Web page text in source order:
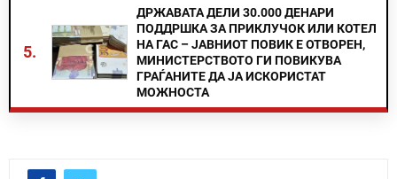
5.
ДРЖАВАТА ДЕЛИ 30.000 ДЕНАРИ
ПОДДРШКА ЗА ПРИКЛУЧОК ИЛИ КОТЕЛ
НА ГАС – ЈАВНИОТ ПОВИК Е ОТВОРЕН,
МИНИСТЕРСТВОТО ГИ ПОВИКУВА
ГРАЃАНИТЕ ДА ЈА ИСКОРИСТАТ
МОЖНОСТА